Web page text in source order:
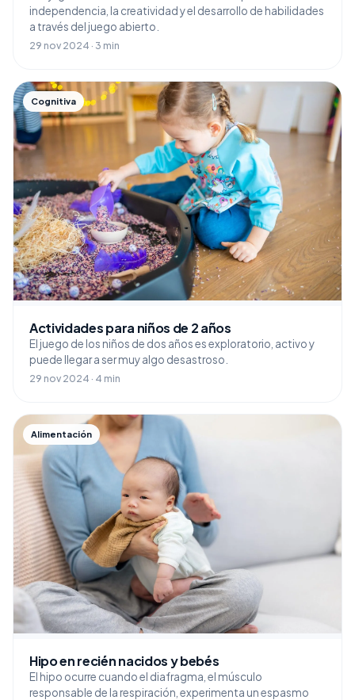
independencia, la creatividad y el desarrollo de habilidades
a través del juego abierto.
29 nov 2024 · 3 min
Cognitiva
Actividades para niños de 2 años
El juego de los niños de dos años es exploratorio, activo y
puede llegar a ser muy algo desastroso.
29 nov 2024 · 4 min
Alimentación
Hipo en recién nacidos y bebés
El hipo ocurre cuando el diafragma, el músculo
responsable de la respiración, experimenta un espasmo